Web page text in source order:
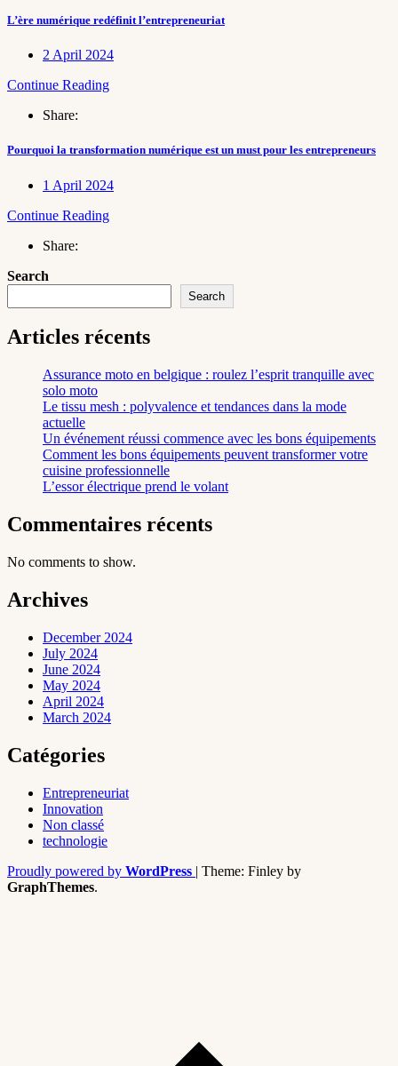
L’ère numérique redéfinit l’entrepreneuriat
2 April 2024
Continue Reading
Share:
Pourquoi la transformation numérique est un must pour les entrepreneurs
1 April 2024
Continue Reading
Share:
Search
Search
Articles récents
Assurance moto en belgique : roulez l’esprit tranquille avec
solo moto
Le tissu mesh : polyvalence et tendances dans la mode
actuelle
Un événement réussi commence avec les bons équipements
Comment les bons équipements peuvent transformer votre
cuisine professionnelle
L’essor électrique prend le volant
Commentaires récents
No comments to show.
Archives
December 2024
July 2024
June 2024
May 2024
April 2024
March 2024
Catégories
Entrepreneuriat
Innovation
Non classé
technologie
Proudly powered by WordPress | Theme: Finley by
GraphThemes.